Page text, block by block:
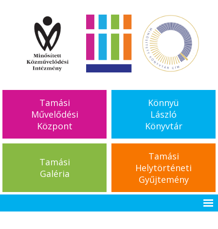
Tamási
Művelődési
Központ
Könnyü
László
Könyvtár
Tamási
Galéria
Tamási
Helytörténeti
Gyűjtemény